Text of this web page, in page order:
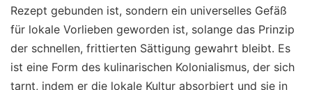
Rezept gebunden ist, sondern ein universelles Gefäß
für lokale Vorlieben geworden ist, solange das Prinzip
der schnellen, frittierten Sättigung gewahrt bleibt. Es
ist eine Form des kulinarischen Kolonialismus, der sich
tarnt, indem er die lokale Kultur absorbiert und sie in